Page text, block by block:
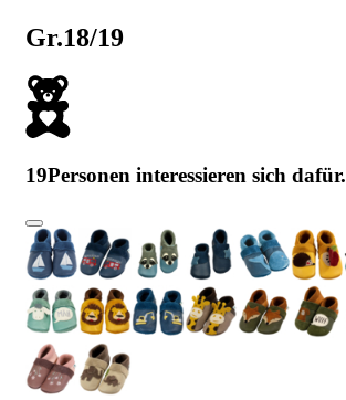
Gr.18/19
19Personen interessieren sich dafür.